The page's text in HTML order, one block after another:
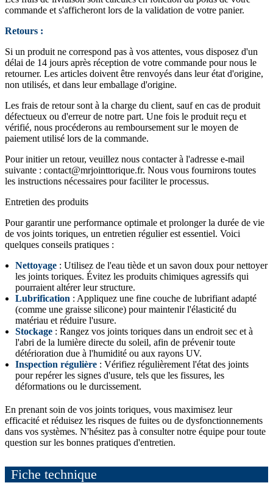
commande et s'afficheront lors de la validation de votre panier.
Retours :
Si un produit ne correspond pas à vos attentes, vous disposez d'un
délai de 14 jours après réception de votre commande pour nous le
retourner. Les articles doivent être renvoyés dans leur état d'origine,
non utilisés, et dans leur emballage d'origine.
Les frais de retour sont à la charge du client, sauf en cas de produit
défectueux ou d'erreur de notre part. Une fois le produit reçu et
vérifié, nous procéderons au remboursement sur le moyen de
paiement utilisé lors de la commande.
Pour initier un retour, veuillez nous contacter à l'adresse e-mail
suivante : contact@mrjointtorique.fr. Nous vous fournirons toutes
les instructions nécessaires pour faciliter le processus.
Entretien des produits
Pour garantir une performance optimale et prolonger la durée de vie
de vos joints toriques, un entretien régulier est essentiel. Voici
quelques conseils pratiques :
Nettoyage : Utilisez de l'eau tiède et un savon doux pour nettoyer
les joints toriques. Évitez les produits chimiques agressifs qui
pourraient altérer leur structure.
Lubrification : Appliquez une fine couche de lubrifiant adapté
(comme une graisse silicone) pour maintenir l'élasticité du
matériau et réduire l'usure.
Stockage : Rangez vos joints toriques dans un endroit sec et à
l'abri de la lumière directe du soleil, afin de prévenir toute
détérioration due à l'humidité ou aux rayons UV.
Inspection régulière : Vérifiez régulièrement l'état des joints
pour repérer les signes d'usure, tels que les fissures, les
déformations ou le durcissement.
En prenant soin de vos joints toriques, vous maximisez leur
efficacité et réduisez les risques de fuites ou de dysfonctionnements
dans vos systèmes. N'hésitez pas à consulter notre équipe pour toute
question sur les bonnes pratiques d'entretien.
Fiche technique